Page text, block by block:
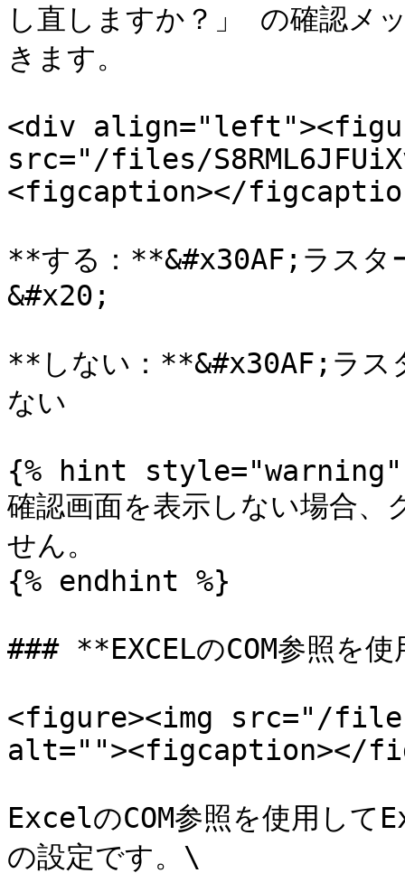
し直しますか？」 の確認メ
きます。
<div
src="/files/
<figcaption></
**する：**&#x30AF;ラスタ
&#x20;
**しない：**&#x30AF;ラス
ない
{% hint style="warning"
確認画面を表示しない場合
せん。
{% endhint %}
### **EXCELのCOM参照を
<figure><img src="/files/
alt=""><figcaption></
ExcelのCOM参照を使用し
の設定です。\